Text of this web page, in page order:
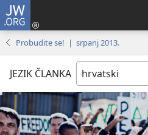
JW.ORG
Probudite se! | srpanj 2013.
JEZIK ČLANKA